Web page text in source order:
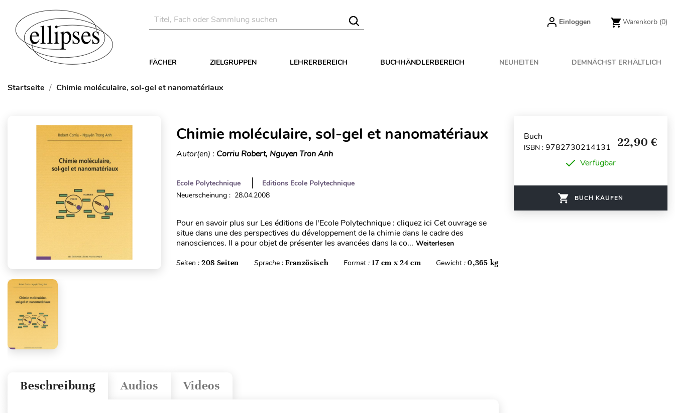
Einloggen Warenkorb (0)
FÄCHER ZIELGRUPPEN LEHRERBEREICH BUCHHÄNDLERBEREICH NEUHEITEN DEMNÄCHST ERHÄLTLICH
Startseite Chimie moléculaire, sol-gel et nanomatériaux
Chimie moléculaire, sol-gel et nanomatériaux
Autor(en) : Corriu Robert, Nguyen Tron Anh
Ecole Polytechnique
Editions Ecole Polytechnique
Neuerscheinung : 28.04.2008
Pour en savoir plus sur Les éditions de l'Ecole Polytechnique : cliquez ici Cet ouvrage se
situe dans une des perspectives du développement de la chimie dans le cadre des
nanosciences. Il a pour objet de présenter les avancées dans la co... Weiterlesen
Seiten : 208 Seiten Sprache : Französisch Format :17 cm x 24 cm Gewicht :0,365 kg
Videos
Audios
Beschreibung
Buch
ISBN : 9782730214131 22,90 €
Verfügbar
BUCH KAUFEN